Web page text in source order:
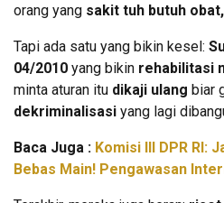
orang yang sakit tuh butuh
Tapi ada satu yang bikin kesel:
04/2010 yang bikin rehabilitasi
minta aturan itu dikaji ulang biar
dekriminalisasi yang lagi
Baca Juga : Komisi III DPR RI:
Bebas Main! Pengawasan